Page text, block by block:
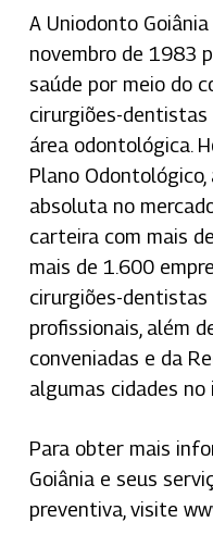
A Uniodonto
novembro de 1983
saúde por meio do
cirurgiões-
área odontológica.
Plano
absoluta no
carteira com mais
mais de 1.600
cirurgiões-
profissionais, além
conveniadas e da
algumas cidades
Para obter mais
Goiânia e seus
preventiva, visite